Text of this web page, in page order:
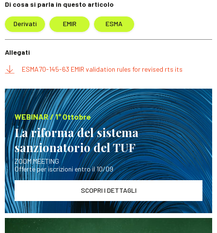
Di cosa si parla in questo articolo
Derivati EMIR ESMA
Allegati
ESMA70-145-63 EMIR validation rules for revised rts its
WEBINAR / 1° Ottobre
La riforma del sistema
sanzionatorio del TUF
ZOOM MEETING
Offerte per iscrizioni entro il 10/09
SCOPRI I DETTAGLI